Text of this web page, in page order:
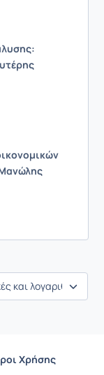
Χρήσης